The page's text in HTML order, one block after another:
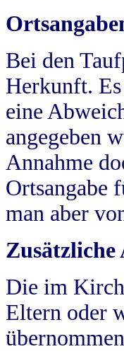
Bei den
Herkunft.
eine
angegeben
Annahme
Ortsangabe
man aber
Die im
Eltern oder